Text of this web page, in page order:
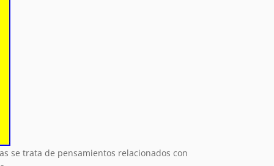
se trata de pensamientos relacionados con